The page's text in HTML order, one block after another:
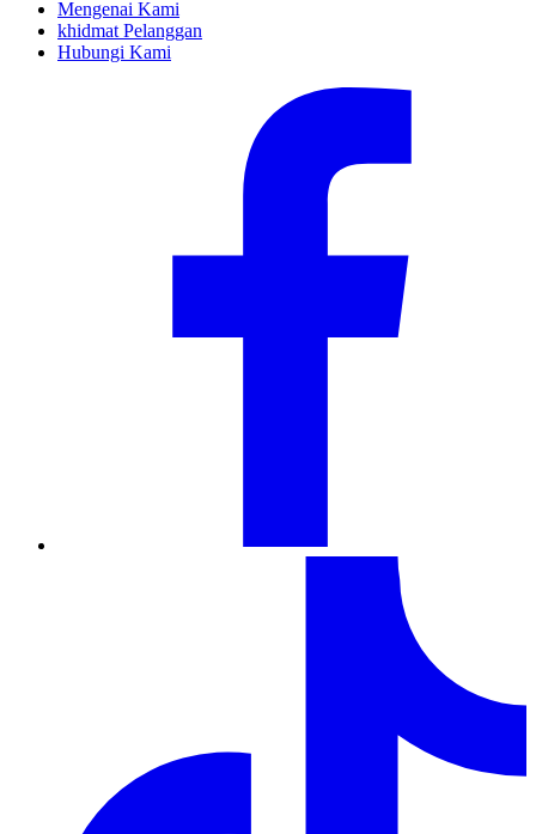
Mengenai Kami
khidmat Pelanggan
Hubungi Kami